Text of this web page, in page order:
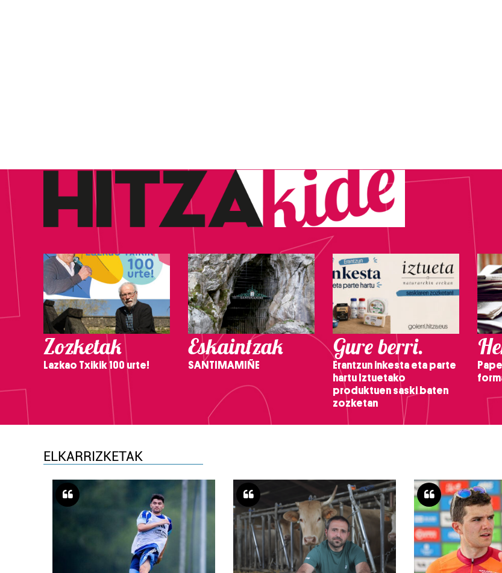
Zozketak
Lazkao Txikik 100 urte!
Eskaintzak
SANTIMAMIÑE
Gure berri.
Erantzun inkesta eta parte
hartu Iztuetako
produktuen saski baten
zozketan
ELKARRIZKETAK